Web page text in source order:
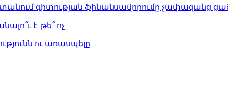
գիտության ֆինանսավորումը չափազանց
է, թե՞ ոչ
ու առասպելը